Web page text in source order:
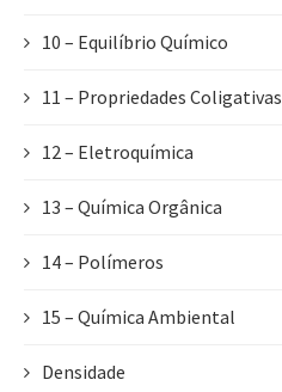
10 – Equilíbrio Químico
11 – Propriedades Coligativas
12 – Eletroquímica
13 – Química Orgânica
14 – Polímeros
15 – Química Ambiental
Densidade